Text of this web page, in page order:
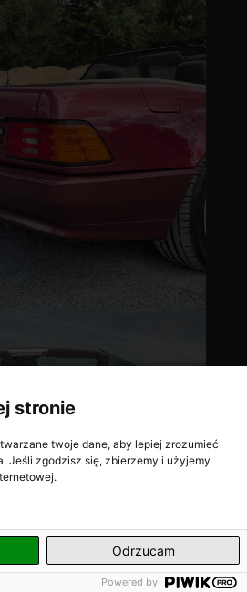
PL
stronie
twoje dane, aby lepiej zrozumieć
Jeśli zgodzisz się, zbierzemy i użyjemy
Odrzucam
Powered by